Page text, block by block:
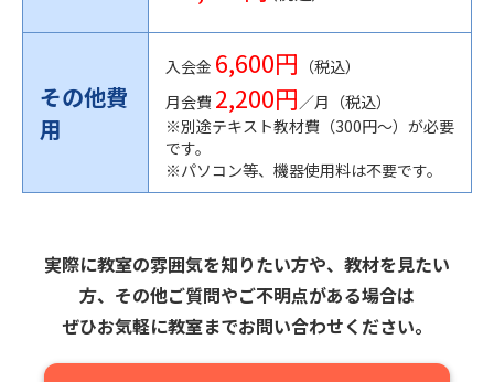
その他費
用
入会金 6,600円 （税込）
月会費 2,200円／月（税込）
※別途テキスト教材費（300円〜）が必要
です。
※パソコン等、機器使用料は不要です。
実際に教室の雰囲気を知りたい方や、教材を見たい
方、その他ご質問やご不明点がある場合は
ぜひお気軽に教室までお問い合わせください。